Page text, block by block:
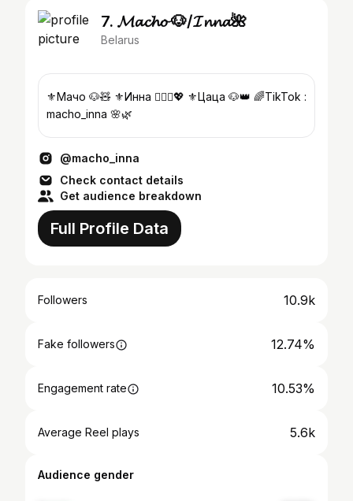
7. 𝓜𝓪𝓬𝓱𝓸 🐶/𝓘𝓷𝓷𝓪🌺
Belarus
⚜️Мачо 🐶🧸 ⚜️Инна 👱🏻‍♀️💖 ⚜️Цаца 🐶👑 🌈TikTok :
macho_inna 🌸🌿
@macho_inna
Check contact details
Get audience breakdown
Full Profile Data
Followers 10.9k
Fake followers 12.74%
Engagement rate 10.53%
Average Reel plays 5.6k
Audience gender